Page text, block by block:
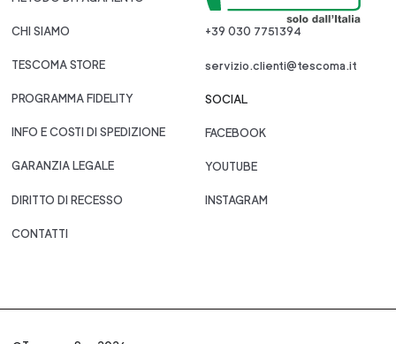
CHI SIAMO
TESCOMA STORE
PROGRAMMA FIDELITY
INFO E COSTI DI SPEDIZIONE
GARANZIA LEGALE
DIRITTO DI RECESSO
CONTATTI
+39 030 7751394
servizio.clienti@tescoma.it
SOCIAL
FACEBOOK
YOUTUBE
INSTAGRAM